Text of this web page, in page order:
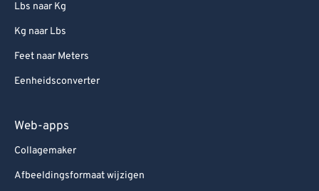
Lbs naar Kg
Kg naar Lbs
Feet naar Meters
Eenheidsconverter
Web-apps
Collagemaker
Afbeeldingsformaat wijzigen